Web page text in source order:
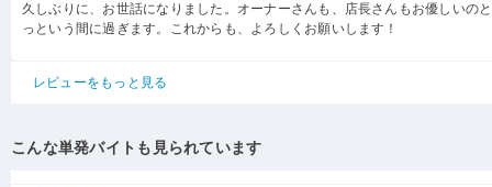
久しぶりに、お世話になりました。オーナーさんも、店長さんもお優しいの
っという間に過ぎます。これからも、よろしくお願いします！
レビューをもっと見る
こんな単発バイトも見られています